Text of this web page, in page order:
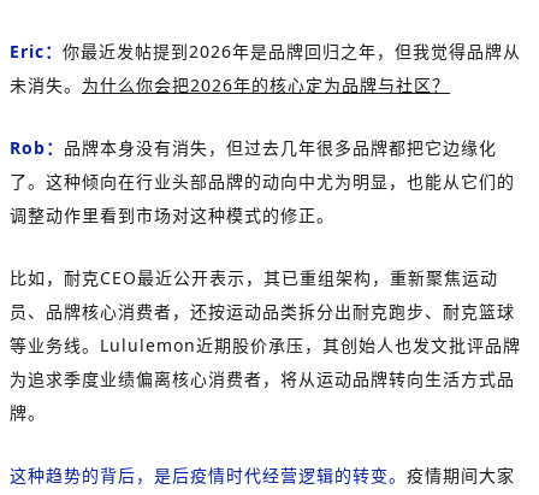
Eric： 你最近发帖提到2026年是品牌回归之年，但我觉得品牌从
未消失。 为什么你会把2026年的核心定为品牌与社区？
Rob： 品牌本身没有消失，但过去几年很多品牌都把它边缘化
了。这种倾向在行业头部品牌的动向中尤为明显，也能从它们的
调整动作里看到市场对这种模式的修正。
比如，耐克CEO最近公开表示，其已重组架构，重新聚焦运动
员、品牌核心消费者，还按运动品类拆分出耐克跑步、耐克篮球
等业务线。Lululemon近期股价承压，其创始人也发文批评品牌
为追求季度业绩偏离核心消费者，将从运动品牌转向生活方式品
牌。
这种趋势的背后，是后疫情时代经营逻辑的转变。 疫情期间大家